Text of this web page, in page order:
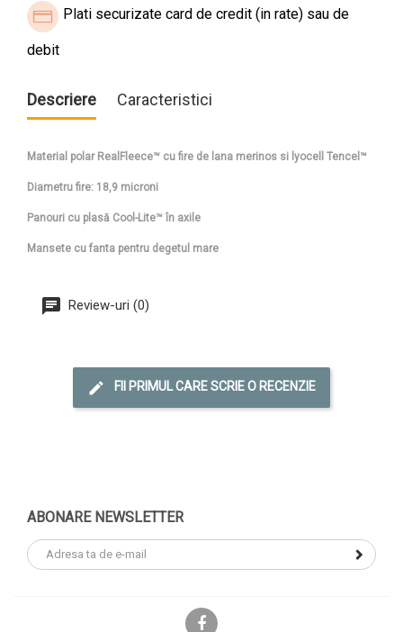
Plati securizate card de credit (in rate) sau de
debit
Descriere Caracteristici
Material polar RealFleece™ cu fire de lana merinos si lyocell Tencel™
Diametru fire: 18,9 microni
Panouri cu plasă Cool-Lite™ în axile
Mansete cu fanta pentru degetul mare
Review-uri (0)
FII PRIMUL CARE SCRIE O RECENZIE
ABONARE NEWSLETTER